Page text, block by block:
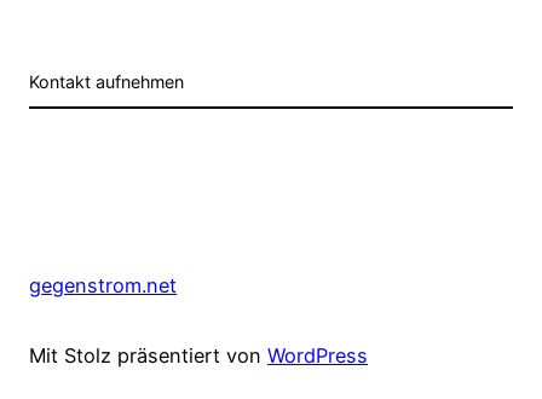
Kontakt aufnehmen
gegenstrom.net
Mit Stolz präsentiert von WordPress